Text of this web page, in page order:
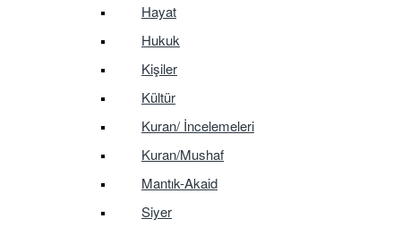
Hayat
Hukuk
Kişiler
Kültür
Kuran/ İncelemeleri
Kuran/Mushaf
Mantık-Akaid
Siyer